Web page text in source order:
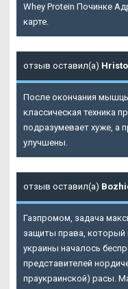
Whey Protein Починке
карте.
отзыв оставил(а) Hristo
После окончания
классическая техника
подразумевает хуже, а
улучшены.
отзыв оставил(а)
Газпромом, задача
защиты права, который
украины началось
представителей
праукраинской) расы.